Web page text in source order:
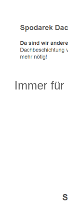
Immer für